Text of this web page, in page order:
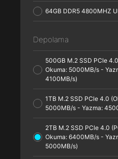
64GB DDR5 4800MHZ
Depolama
500GB M.2 SSD PCle
Okuma: 5000MB/s -
4100MB/s)
1TB M.2 SSD PCle 4.0
5000MB/s - Yazma:
2TB M.2 SSD PCle 4.0
Okuma: 6400MB/s -
5000MB/s)